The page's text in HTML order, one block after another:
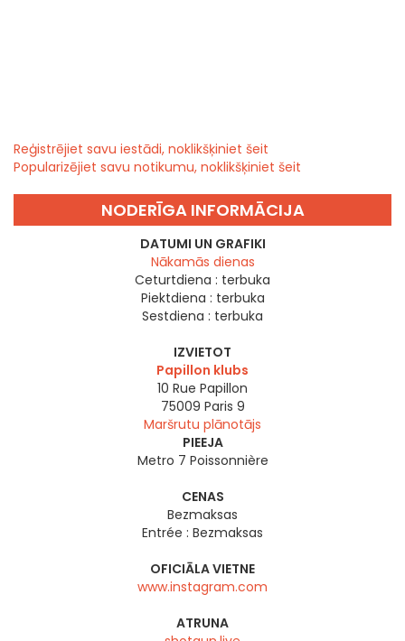
Reģistrējiet savu iestādi, noklikšķiniet šeit
Popularizējiet savu notikumu, noklikšķiniet šeit
NODERĪGA INFORMĀCIJA
DATUMI UN GRAFIKI
Nākamās dienas
Ceturtdiena : terbuka
Piektdiena : terbuka
Sestdiena : terbuka
IZVIETOT
Papillon klubs
10 Rue Papillon
75009 Paris 9
Maršrutu plānotājs
PIEEJA
Metro 7 Poissonnière
CENAS
Bezmaksas
Entrée : Bezmaksas
OFICIĀLA VIETNE
www.instagram.com
ATRUNA